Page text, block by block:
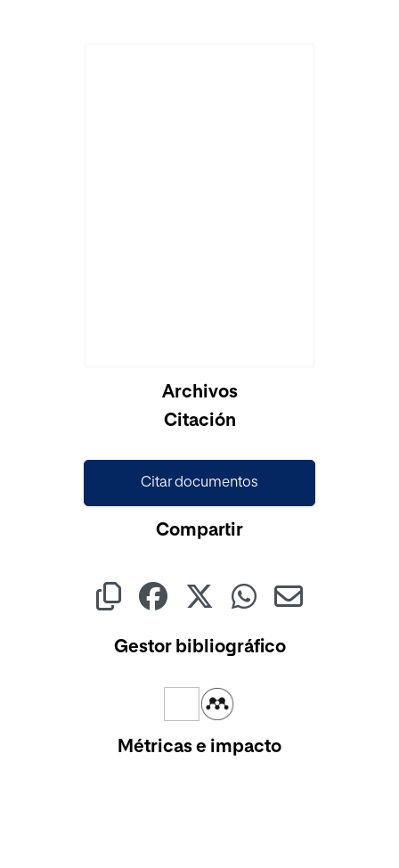
Archivos
Citación
Citar documentos
Compartir
Gestor bibliográfico
Métricas e impacto